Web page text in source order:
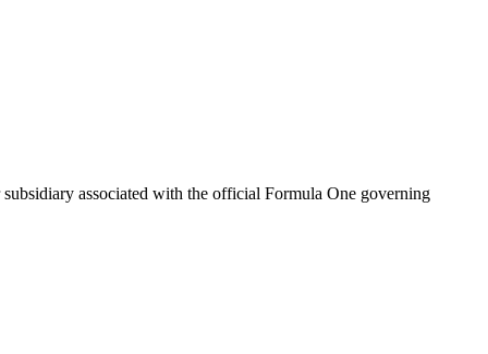
associated with the official Formula One governing